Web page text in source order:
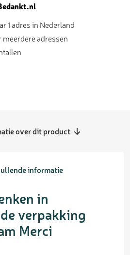
1 adres in Nederland
adressen
over dit product
informatie
in
verpakking
Merci